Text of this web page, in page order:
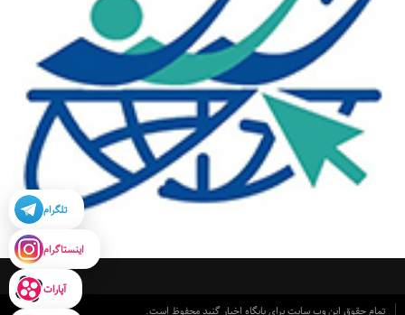
تمام حقوق این وب سایت برای پایگاه اخبار گنبد محفوظ است.
تلگرام
اینستاگرام
آپارات